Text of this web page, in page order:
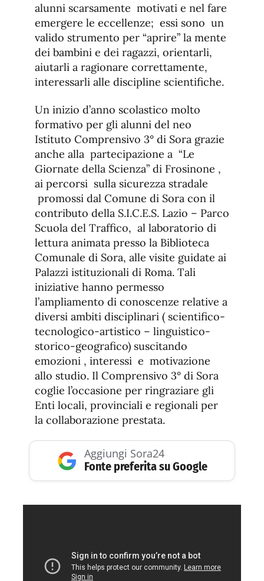
alunni scarsamente motivati e nel fare
emergere le eccellenze; essi sono un
valido strumento per “aprire” la mente
dei bambini e dei ragazzi, orientarli,
aiutarli a ragionare correttamente,
interessarli alle discipline scientifiche.
Un inizio d’anno scolastico molto
formativo per gli alunni del neo
Istituto Comprensivo 3° di Sora grazie
anche alla partecipazione a “Le
Giornate della Scienza” di Frosinone ,
ai percorsi sulla sicurezza stradale
promossi dal Comune di Sora con il
contributo della S.I.C.E.S. Lazio – Parco
Scuola del Traffico, al laboratorio di
lettura animata presso la Biblioteca
Comunale di Sora, alle visite guidate ai
Palazzi istituzionali di Roma. Tali
iniziative hanno permesso
l’ampliamento di conoscenze relative a
diversi ambiti disciplinari ( scientifico-
tecnologico-artistico – linguistico-
storico-geografico) suscitando
emozioni , interessi e motivazione
allo studio. Il Comprensivo 3° di Sora
coglie l’occasione per ringraziare gli
Enti locali, provinciali e regionali per
la collaborazione prestata.
Aggiungi Sora24
Fonte preferita su Google